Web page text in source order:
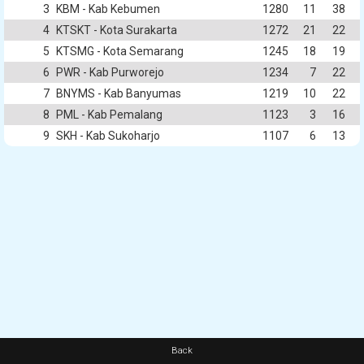
3
KBM - Kab Kebumen 1280 11
38
4
KTSKT - Kota Surakarta 1272 21
22
5
KTSMG - Kota Semarang 1245 18
19
6
PWR - Kab Purworejo 1234 7
22
7
BNYMS - Kab Banyumas 1219 10
22
8
PML - Kab Pemalang 1123 3
16
9 SKH - Kab Sukoharjo 1107 6 13
Back